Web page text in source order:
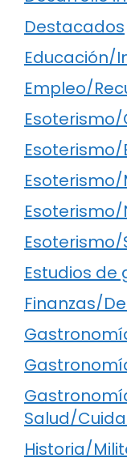
Destacados
Educación/
Empleo/
Estudios de
Finanzas/
Salud/
Historia/